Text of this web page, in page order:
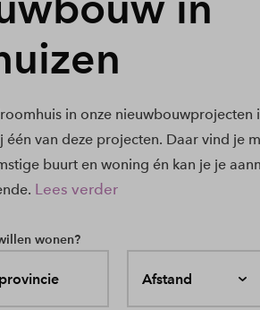
in onze nieuwbouwprojecten
één van deze projecten. Daar vind je
buurt en woning én kan je je
Lees verder
wonen?
Afstand